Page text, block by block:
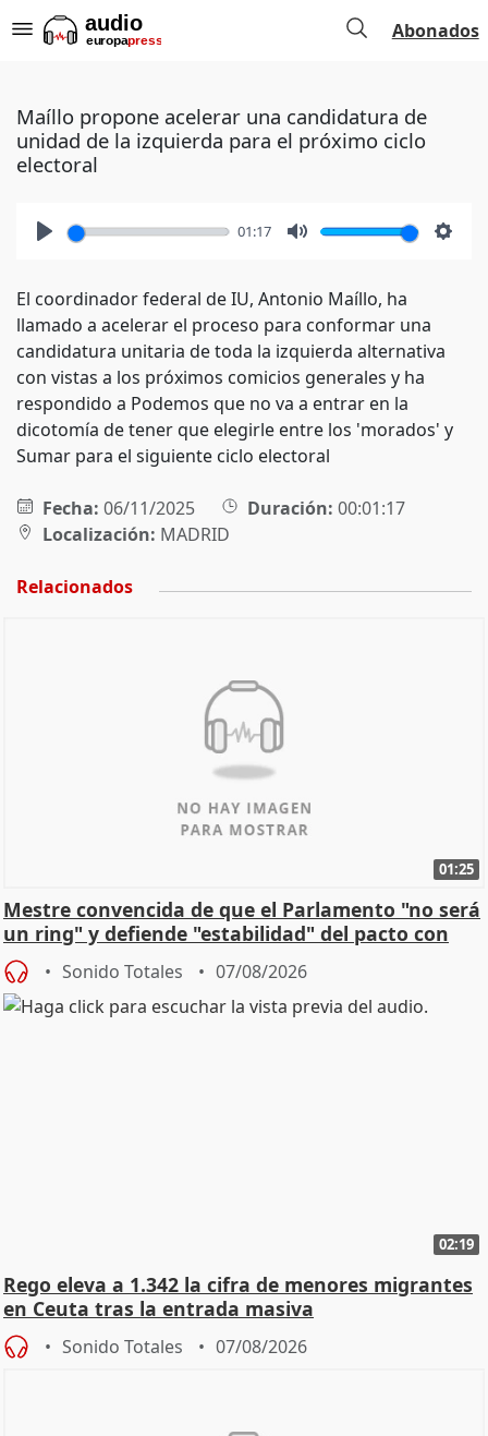
Abonados
Maíllo propone acelerar una candidatura de
unidad de la izquierda para el próximo ciclo
electoral
01:17
El coordinador federal de IU, Antonio Maíllo, ha
llamado a acelerar el proceso para conformar una
candidatura unitaria de toda la izquierda alternativa
con vistas a los próximos comicios generales y ha
respondido a Podemos que no va a entrar en la
dicotomía de tener que elegirle entre los 'morados' y
Sumar para el siguiente ciclo electoral
Fecha: 06/11/2025 Duración: 00:01:17
Localización: MADRID
Relacionados
01:25
Mestre convencida de que el Parlamento "no será
un ring" y defiende "estabilidad" del pacto con
Vox
Sonido Totales 07/08/2026
02:19
Rego eleva a 1.342 la cifra de menores migrantes
en Ceuta tras la entrada masiva
Sonido Totales 07/08/2026